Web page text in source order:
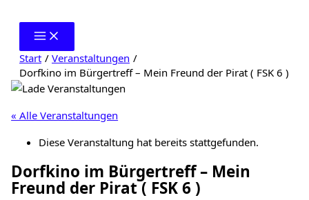
springen
Start
Veranstaltungen
Dorfkino im Bürgertreff – Mein Freund der Pirat ( FSK 6 )
« Alle Veranstaltungen
Diese Veranstaltung hat bereits stattgefunden.
Dorfkino im Bürgertreff – Mein
Freund der Pirat ( FSK 6 )